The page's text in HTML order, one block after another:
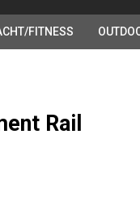
FITNESS
Rail